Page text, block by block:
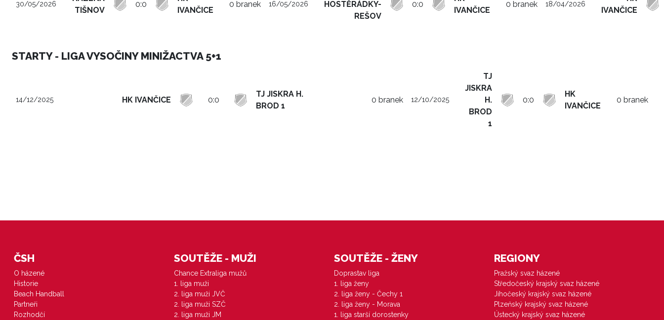
30/05/2026
TIŠNOV
0:0
IVANČICE
0 branek 16/05/2026
HOSTĚRÁDKY-
REŠOV
0:0
IVANČICE
0 branek 18/04/2026
IVANČICE
STARTY - LIGA VYSOČINY MINIŽACTVA 5+1
14/12/2025 HK IVANČICE 0:0
TJ JISKRA H.
BROD 1
0 branek 12/10/2025
TJ
JISKRA
H.
BROD
1
0:0
HK
IVANČICE
0 branek
ČSH
O házené
Historie
Beach Handball
Partneři
Rozhodčí
SOUTĚŽE - MUŽI
Chance Extraliga mužů
1. liga muži
2. liga muži JVČ
2. liga muži SZČ
2. liga muži JM
SOUTĚŽE - ŽENY
Doprastav liga
1. liga ženy
2. liga ženy - Čechy 1
2. liga ženy - Morava
1. liga starší dorostenky
REGIONY
Pražský svaz házené
Středočeský krajský svaz házené
Jihočeský krajský svaz házené
Plzeňský krajský svaz házené
Ústecký krajský svaz házené